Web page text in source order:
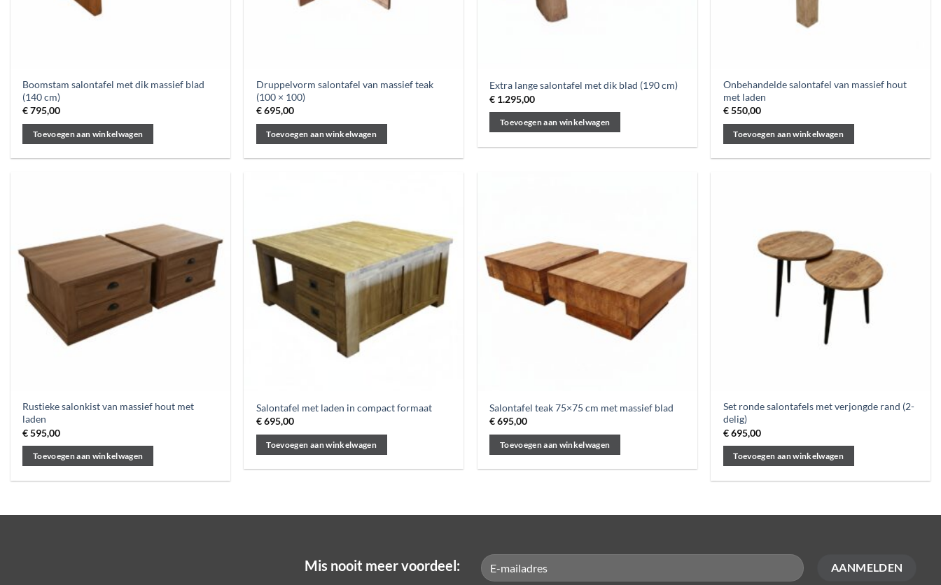
Boomstam salontafel met dik massief blad
(140 cm)
€795,00
Toevoegen aan winkelwagen
Druppelvorm salontafel van massief teak
(100 × 100)
€695,00
Toevoegen aan winkelwagen
Extra lange salontafel met dik blad (190 cm)
€ 1.295,00
Toevoegen aan winkelwagen
Onbehandelde salontafel van massief hout
met laden
€550,00
Toevoegen aan winkelwagen
Rustieke salonkist van massief hout met
laden
€595,00
Toevoegen aan winkelwagen
Salontafel met laden in compact formaat
€695,00
Toevoegen aan winkelwagen
Salontafel teak 75×75 cm met massief blad
€695,00
Toevoegen aan winkelwagen
Set ronde salontafels met verjongde rand (2-
delig)
€695,00
Toevoegen aan winkelwagen
Mis nooit meer voordeel: